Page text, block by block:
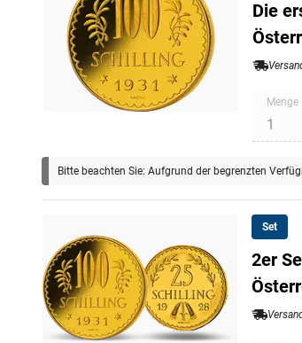
Die
Menge
Bitte beachten Sie: Aufgrund der begrenzten
Set
2er